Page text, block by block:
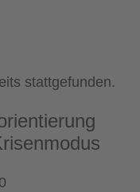
stattgefunden.